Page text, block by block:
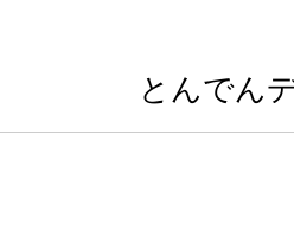
とんでん